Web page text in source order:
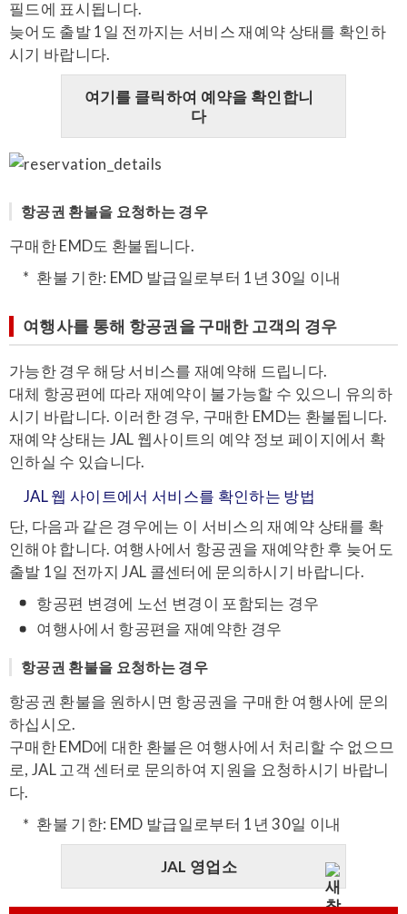
필드에 표시됩니다.
늦어도 출발 1일 전까지는 서비스 재예약 상태를 확인하
시기 바랍니다.
여기를 클릭하여 예약을 확인합니
다
항공권 환불을 요청하는 경우
구매한 EMD도 환불됩니다.
환불 기한: EMD 발급일로부터 1년 30일 이내
여행사를 통해 항공권을 구매한 고객의 경우
가능한 경우 해당 서비스를 재예약해 드립니다.
대체 항공편에 따라 재예약이 불가능할 수 있으니 유의하
시기 바랍니다. 이러한 경우, 구매한 EMD는 환불됩니다.
재예약 상태는 JAL 웹사이트의 예약 정보 페이지에서 확
인하실 수 있습니다.
JAL 웹 사이트에서 서비스를 확인하는 방법
단, 다음과 같은 경우에는 이 서비스의 재예약 상태를 확
인해야 합니다. 여행사에서 항공권을 재예약한 후 늦어도
출발 1일 전까지 JAL 콜센터에 문의하시기 바랍니다.
항공편 변경에 노선 변경이 포함되는 경우
여행사에서 항공편을 재예약한 경우
항공권 환불을 요청하는 경우
항공권 환불을 원하시면 항공권을 구매한 여행사에 문의
하십시오.
구매한 EMD에 대한 환불은 여행사에서 처리할 수 없으므
로, JAL 고객 센터로 문의하여 지원을 요청하시기 바랍니
다.
환불 기한: EMD 발급일로부터 1년 30일 이내
JAL 영업소